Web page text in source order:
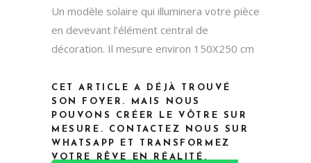
Un modèle solaire qui illuminera votre pièce
en devevant l’élément central de
décoration. Il mesure environ 150X250 cm
CET ARTICLE A DÉJÀ TROUVÉ
SON FOYER. MAIS NOUS
POUVONS CRÉER LE VÔTRE SUR
MESURE. CONTACTEZ NOUS SUR
WHATSAPP ET TRANSFORMEZ
VOTRE RÊVE EN RÉALITÉ.